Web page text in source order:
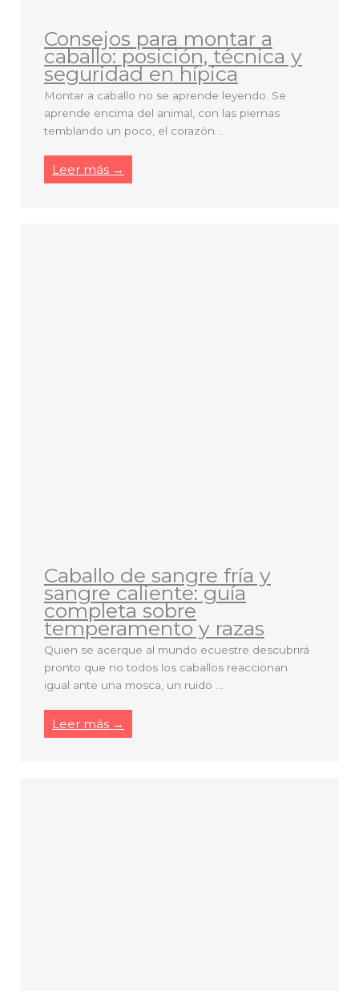
Consejos para montar a
caballo: posición, técnica y
seguridad en hípica
Montar a caballo no se aprende leyendo. Se
aprende encima del animal, con las piernas
temblando un poco, el corazón ...
Leer más →
Caballo de sangre fría y
sangre caliente: guía
completa sobre
temperamento y razas
Quien se acerque al mundo ecuestre descubrirá
pronto que no todos los caballos reaccionan
igual ante una mosca, un ruido ...
Leer más →